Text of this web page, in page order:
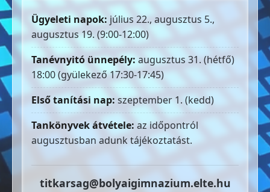
Ügyeleti napok: július 22., augusztus 5.,
augusztus 19. (9:00-12:00)
Tanévnyitó ünnepély: augusztus 31. (hétfő)
18:00 (gyülekező 17:30-17:45)
Első tanítási nap: szeptember 1. (kedd)
Tankönyvek átvétele: az időpontról
augusztusban adunk tájékoztatást.
titkarsag@bolyaigimnazium.elte.hu